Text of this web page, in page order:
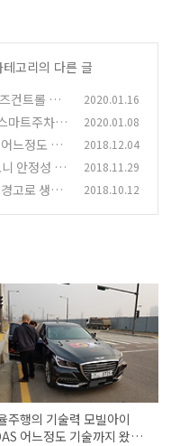
고리의 다른 글
컨트롤 스
(3)
2020.01.16
마트주차
2020.01.08
느정도 기
2018.12.04
안정성 놀
2018.11.29
고로 생명
2018.10.12
주행의 기술력 모빌아이
어느정도 기술까지 왔는